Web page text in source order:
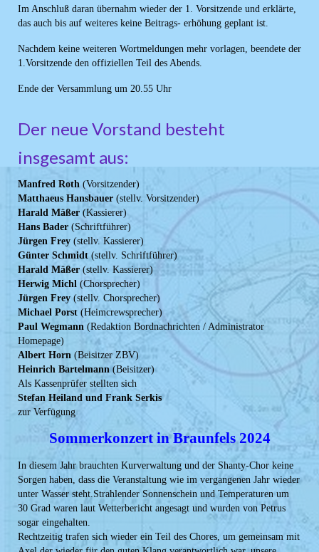
Im Anschluß daran übernahm wieder der 1. Vorsitzende und erklärte,
das auch bis auf weiteres keine Beitrags- erhöhung geplant ist.
Nachdem keine weiteren Wortmeldungen mehr vorlagen, beendete der
1.Vorsitzende den offiziellen Teil des Abends.
Ende der Versammlung um 20.55 Uhr
Der neue Vorstand besteht
insgesamt aus:
Manfred Roth (Vorsitzender)
Matthaeus Hansbauer (stellv. Vorsitzender)
Harald Mäßer (Kassierer)
Hans Bader (Schriftführer)
Jürgen Frey (stellv. Kassierer)
Günter Schmidt (stellv. Schriftführer)
Harald Mäßer (stellv. Kassierer)
Herwig Michl (Chorsprecher)
Jürgen Frey (stellv. Chorsprecher)
Michael Porst (Heimcrewsprecher)
Paul Wegmann (Redaktion Bordnachrichten / Administrator
Homepage)
Albert Horn (Beisitzer ZBV)
Heinrich Bartelmann (Beisitzer)
Als Kassenprüfer stellten sich
Stefan Heiland und Frank Serkis
zur Verfügung
Sommerkonzert in Braunfels 2024
In diesem Jahr brauchten Kurverwaltung und der Shanty-Chor keine
Sorgen haben, dass die Veranstaltung wie im vergangenen Jahr wieder
unter Wasser steht.Strahlender Sonnenschein und Temperaturen um
30 Grad waren laut Wetterbericht angesagt und wurden von Petrus
sogar eingehalten.
Rechtzeitig trafen sich wieder ein Teil des Chores, um gemeinsam mit